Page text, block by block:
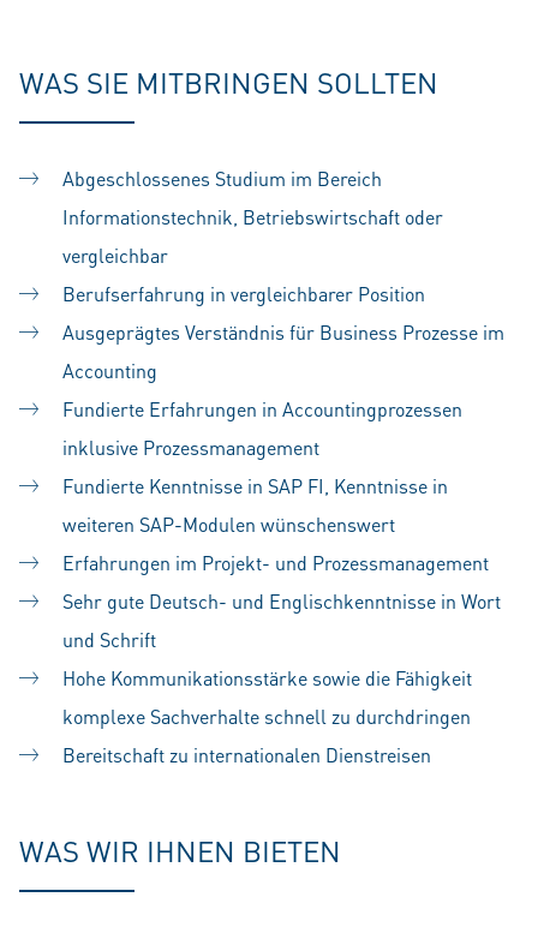
WAS SIE MITBRINGEN SOLLTEN
Abgeschlossenes Studium im Bereich
Informationstechnik, Betriebswirtschaft oder
vergleichbar
Berufserfahrung in vergleichbarer Position
Ausgeprägtes Verständnis für Business Prozesse im
Accounting
Fundierte Erfahrungen in Accountingprozessen
inklusive Prozessmanagement
Fundierte Kenntnisse in SAP FI, Kenntnisse in
weiteren SAP-Modulen wünschenswert
Erfahrungen im Projekt- und Prozessmanagement
Sehr gute Deutsch- und Englischkenntnisse in Wort
und Schrift
Hohe Kommunikationsstärke sowie die Fähigkeit
komplexe Sachverhalte schnell zu durchdringen
Bereitschaft zu internationalen Dienstreisen
WAS WIR IHNEN BIETEN